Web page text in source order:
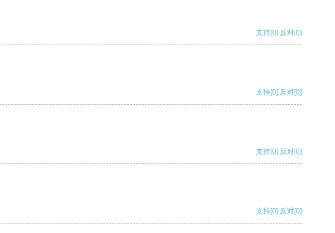
支持[0] 反对[0]
支持[0] 反对[0]
支持[0] 反对[0]
支持[0] 反对[0]